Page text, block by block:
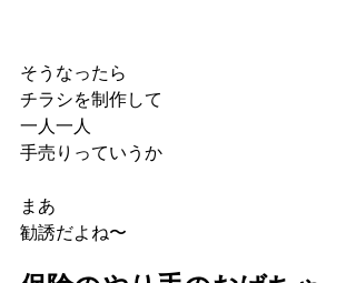
そうなったら
チラシを制作して
一人一人
手売りっていうか
まあ
勧誘だよね〜